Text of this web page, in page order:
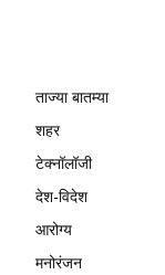
ताज्या बातम्या
शहर
टेक्नॉलॉजी
देश-विदेश
आरोग्य
मनोरंजन